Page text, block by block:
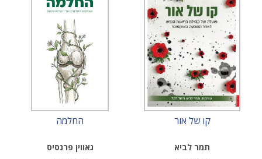
החלמה
גאווין פרנסיס
קו של אור
תמר לביא